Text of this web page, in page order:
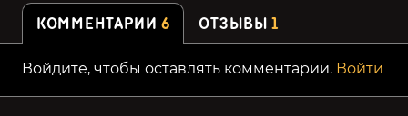
КОММЕНТАРИИ 6 ОТЗЫВЫ1
Войдите, чтобы оставлять комментарии. Войти